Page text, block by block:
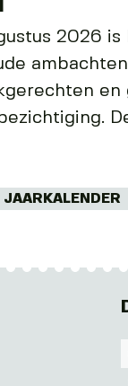
2026
en
JAARKALENDER